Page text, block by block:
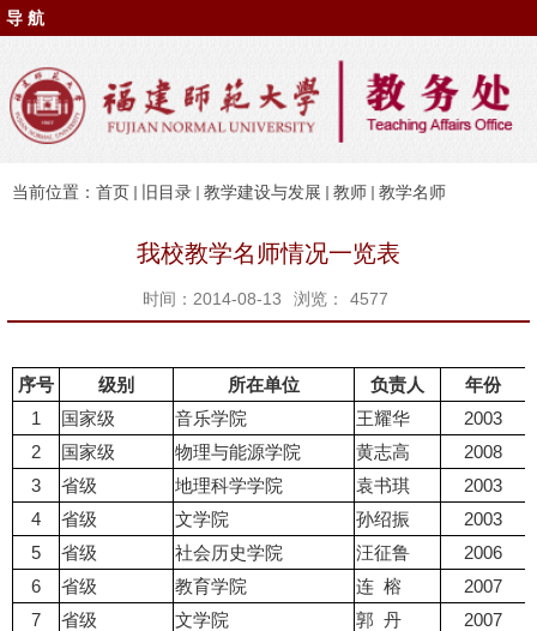
导 航
当前位置： 首页 旧目录 教学建设与发展 教师 教学名师
我校教学名师情况一览表
时间：2014-08-13 浏览： 4577
序号 级别 所在单位 负责人
年份
1
国家级 音乐学院 王耀华
2003
2
国家级 物理与能源学院 黄志高
2008
3
省级 地理科学学院 袁书琪
2003
4
省级 文学院 孙绍振
2003
5
省级 社会历史学院 汪征鲁
2006
6
省级 教育学院 连 榕
2007
7
省级 文学院 郭 丹
2007